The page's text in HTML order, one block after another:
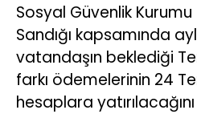
Sosyal Güvenlik Kurumu
Sandığı kapsamında
vatandaşın beklediği
farkı ödemelerinin 24
hesaplara yatırılacağını